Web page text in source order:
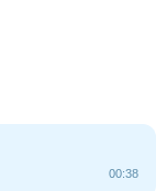
00:38